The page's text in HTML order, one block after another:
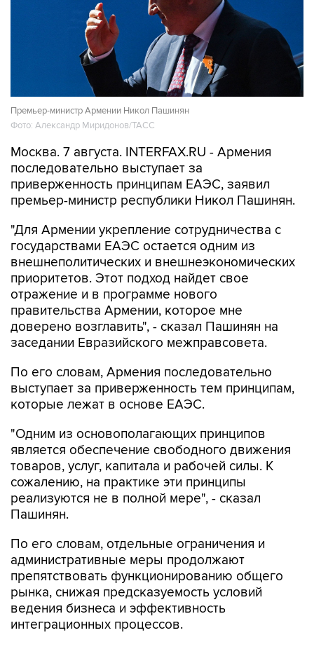
Премьер-министр Армении Никол Пашинян
Фото: Александр Миридонов/ТАСС
Москва. 7 августа. INTERFAX.RU - Армения
последовательно выступает за
приверженность принципам ЕАЭС, заявил
премьер-министр республики Никол Пашинян.
"Для Армении укрепление сотрудничества с
государствами ЕАЭС остается одним из
внешнеполитических и внешнеэкономических
приоритетов. Этот подход найдет свое
отражение и в программе нового
правительства Армении, которое мне
доверено возглавить", - сказал Пашинян на
заседании Евразийского межправсовета.
По его словам, Армения последовательно
выступает за приверженность тем принципам,
которые лежат в основе ЕАЭС.
"Одним из основополагающих принципов
является обеспечение свободного движения
товаров, услуг, капитала и рабочей силы. К
сожалению, на практике эти принципы
реализуются не в полной мере", - сказал
Пашинян.
По его словам, отдельные ограничения и
административные меры продолжают
препятствовать функционированию общего
рынка, снижая предсказуемость условий
ведения бизнеса и эффективность
интеграционных процессов.